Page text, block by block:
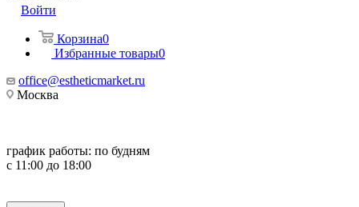
Войти
Корзина0
Избранные товары0
office@estheticmarket.ru
Москва
график работы: по будням
с 11:00 до 18:00